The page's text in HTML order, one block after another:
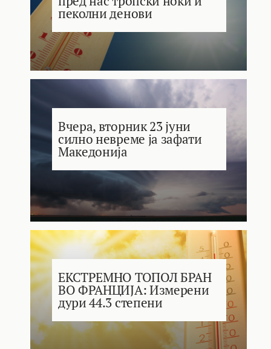
пеколни денови
Вчера, вторник 23 јуни
силно невреме ја зафати
Македонија
ЕКСТРЕМНО ТОПОЛ БРАН
ВО ФРАНЦИЈА: Измерени
дури 44.3 степени